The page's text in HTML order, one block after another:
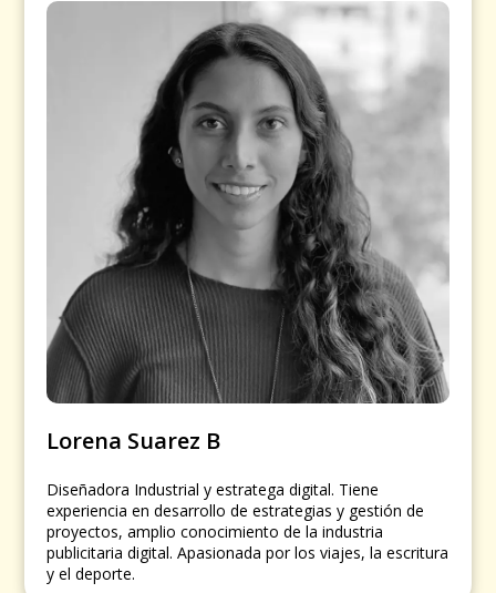
Lorena Suarez B
Diseñadora Industrial y estratega digital. Tiene
experiencia en desarrollo de estrategias y gestión de
proyectos, amplio conocimiento de la industria
publicitaria digital. Apasionada por los viajes, la escritura
y el deporte.